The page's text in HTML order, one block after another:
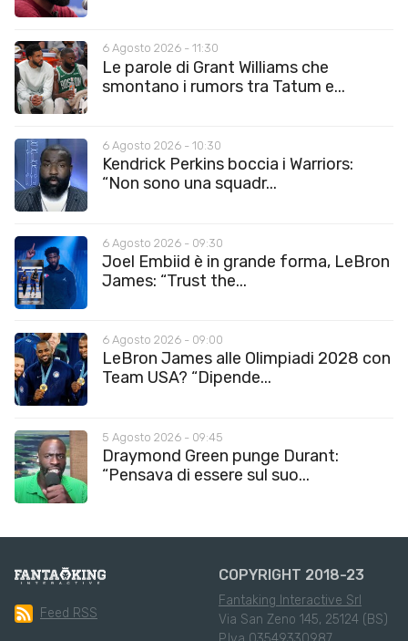
6 Agosto 2026 - 11:30
Le parole di Grant Williams che
smontano i rumors tra Tatum e...
6 Agosto 2026 - 10:30
Kendrick Perkins boccia i Warriors:
“Non sono una squadr...
6 Agosto 2026 - 09:30
Joel Embiid è in grande forma, LeBron
James: “Trust the...
6 Agosto 2026 - 09:00
LeBron James alle Olimpiadi 2028 con
Team USA? “Dipende...
5 Agosto 2026 - 09:45
Draymond Green punge Durant:
“Pensava di essere sul suo...
Feed RSS
COPYRIGHT 2018-23
Fantaking Interactive Srl
Via San Zeno 145, 25124 (BS)